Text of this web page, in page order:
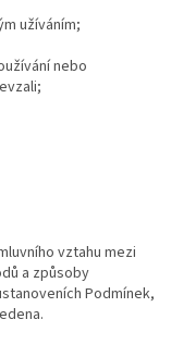
užíváním;
nebo
vztahu mezi
a způsoby
Podmínek,